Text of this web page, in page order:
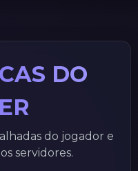
DO
do jogador e
servidores.